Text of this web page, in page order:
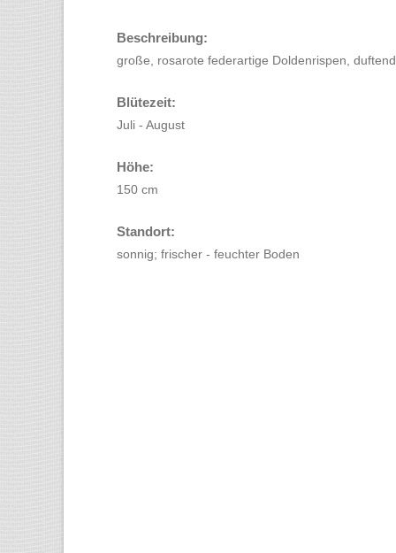
Beschreibung:
große, rosarote federartige Doldenrispen, duftend
Blütezeit:
Juli - August
Höhe:
150 cm
Standort:
sonnig; frischer - feuchter Boden